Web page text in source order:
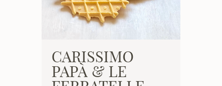
CARISSIMO
PAPÀ & LE